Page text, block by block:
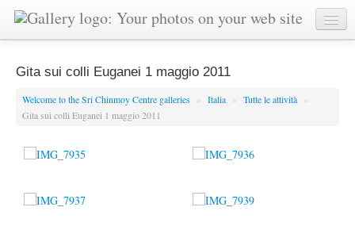
Gita sui colli Euganei 1 maggio 2011
Welcome to the Sri Chinmoy Centre galleries » Italia » Tutte le attività »
Gita sui colli Euganei 1 maggio 2011